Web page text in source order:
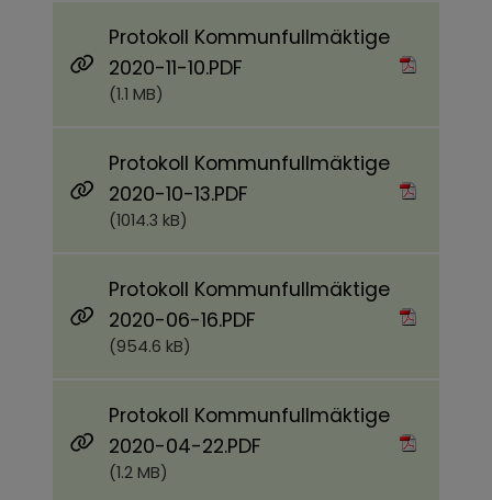
Protokoll Kommunfullmäktige
2020-11-10.PDF
(1.1 MB)
Protokoll Kommunfullmäktige
2020-10-13.PDF
(1014.3 kB)
Protokoll Kommunfullmäktige
2020-06-16.PDF
(954.6 kB)
Protokoll Kommunfullmäktige
2020-04-22.PDF
(1.2 MB)